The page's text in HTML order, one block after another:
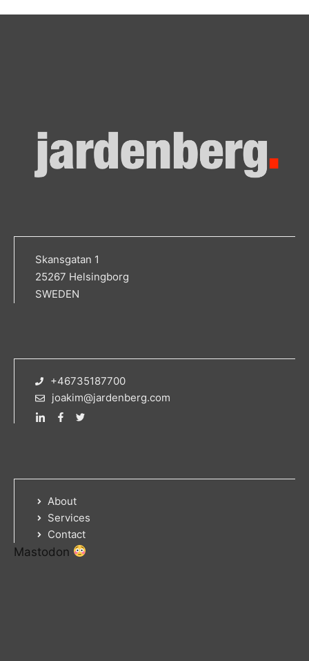
Skansgatan 1
25267 Helsingborg
SWEDEN
+46735187700
joakim@jardenberg.com
About
Services
Contact
Mastodon